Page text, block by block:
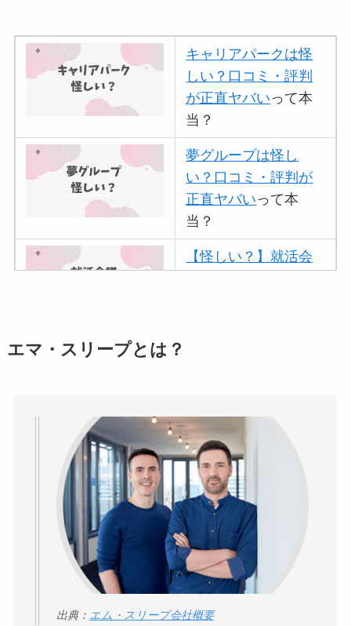
キャリアパークは怪
しい？口コミ・評判
が正直ヤバいって本
当？
夢グループは怪し
い？口コミ・評判が
正直ヤバいって本
当？
【怪しい？】就活会
本当？
【怪しい？】帝国デ
ータバンクの口コ
ミ・評判は実際ど
う？
【怪しい？】セルプ
ロモート株式会社の
口コミ・評判
どう？
エマ・スリープとは？
出典： エム・スリープ会社概要